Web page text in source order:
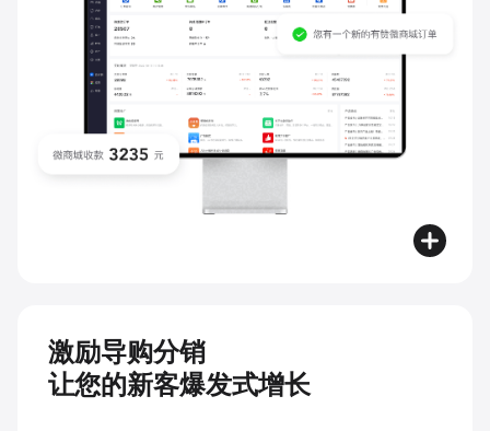
激励导购分销
让您的新客爆发式增长